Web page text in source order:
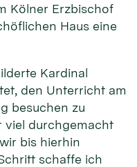
Kölner Erzbischof
Haus eine
Kardinal
den Unterricht am
besuchen zu
viel durchgemacht
bis hierhin
schaffe ich